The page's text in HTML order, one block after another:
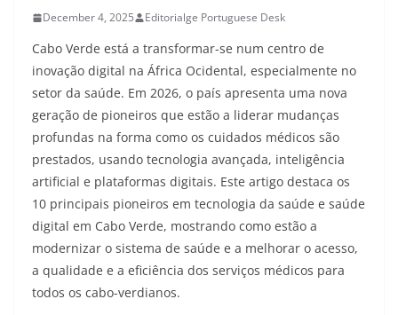
December 4, 2025 Editorialge Portuguese Desk
Cabo Verde está a transformar-se num centro de
inovação digital na África Ocidental, especialmente no
setor da saúde. Em 2026, o país apresenta uma nova
geração de pioneiros que estão a liderar mudanças
profundas na forma como os cuidados médicos são
prestados, usando tecnologia avançada, inteligência
artificial e plataformas digitais. Este artigo destaca os
10 principais pioneiros em tecnologia da saúde e saúde
digital em Cabo Verde, mostrando como estão a
modernizar o sistema de saúde e a melhorar o acesso,
a qualidade e a eficiência dos serviços médicos para
todos os cabo-verdianos.​